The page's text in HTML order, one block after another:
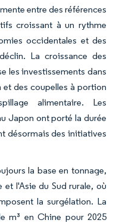
entre des références
croissant à un rythme
occidentales et des
La croissance des
les investissements dans
des coupelles à portion
alimentaire. Les
Japon ont porté la durée
désormais des initiatives
la base en tonnage,
l'Asie du Sud rurale, où
la surgélation. La
m³ en Chine pour 2025